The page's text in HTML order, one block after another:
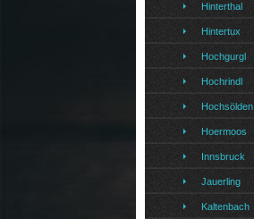
Hinterthal
Hintertux
Hochgurgl
Hochrindl
Hochsölden
Hoermoos
Innsbruck
Jauerling
Kaltenbach